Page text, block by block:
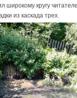
широкому кругу
из каскада трех.